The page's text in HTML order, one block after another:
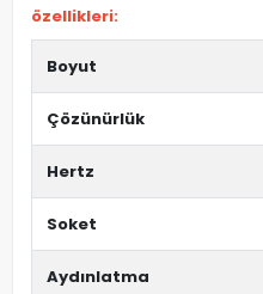
özellikleri:
Boyut
Çözünürlük
Hertz
Soket
Aydınlatma